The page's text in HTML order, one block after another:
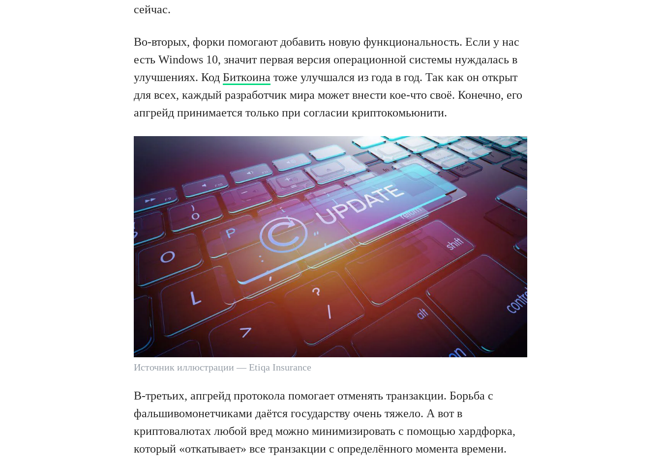
сейчас.
Во-вторых, форки помогают добавить новую функциональность. Если у нас
есть Windows 10, значит первая версия операционной системы нуждалась в
улучшениях. Код Биткоина тоже улучшался из года в год. Так как он открыт
для всех, каждый разработчик мира может внести кое-что своё. Конечно, его
апгрейд принимается только при согласии криптокомьюнити.
Источник иллюстрации — Etiqa Insurance
В-третьих, апгрейд протокола помогает отменять транзакции. Борьба с
фальшивомонетчиками даётся государству очень тяжело. А вот в
криптовалютах любой вред можно минимизировать с помощью хардфорка,
который «откатывает» все транзакции с определённого момента времени.